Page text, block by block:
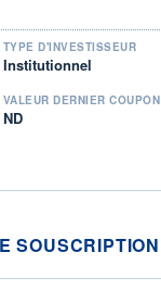
TYPE D'INVESTISSEUR
Institutionnel
VALEUR DERNIER COUPON
ND
SOUSCRIPTION